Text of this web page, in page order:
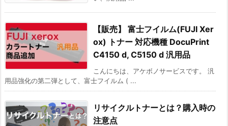
【販売】 富士フイルム(FUJI Xer
ox) トナー 対応機種 DocuPrint
C4150 d, C5150 d 汎用品
こんにちは、アケボノサービスです。 汎
用品強化の第二弾として、富士フイルム ( ...
リサイクルトナーとは？購入時の
注意点